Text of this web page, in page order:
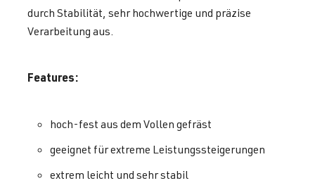
durch Stabilität, sehr hochwertige und präzise
Verarbeitung aus.
Features:
hoch-fest aus dem Vollen gefräst
geeignet für extreme Leistungssteigerungen
extrem leicht und sehr stabil